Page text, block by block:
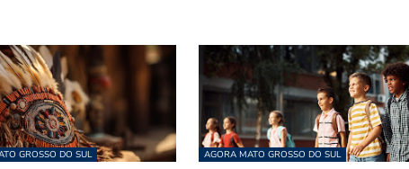
GROSSO DO SUL AGORA MATO GROSSO DO SUL